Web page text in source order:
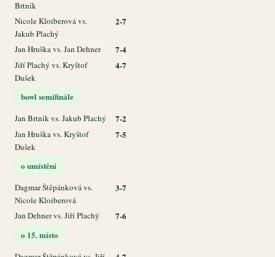
Brtník
Nicole Kloiberová vs.
Jakub Plachý
2-7
Jan Hruška vs. Jan Dehner 7-4
Jiří Plachý vs. Kryštof
Dušek
4-7
bowl semifinále
Jan Brtník vs. Jakub Plachý 7-2
Jan Hruška vs. Kryštof
Dušek
7-5
o umístění
Dagmar Štěpánková vs.
Nicole Kloiberová
3-7
Jan Dehner vs. Jiří Plachý
7-6
o 15. místo